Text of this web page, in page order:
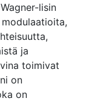
lisin
ja
toimivat
on
on